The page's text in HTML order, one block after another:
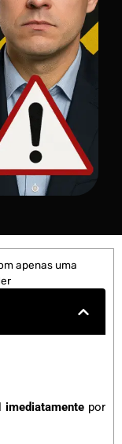
apenas uma
imediatamentepor